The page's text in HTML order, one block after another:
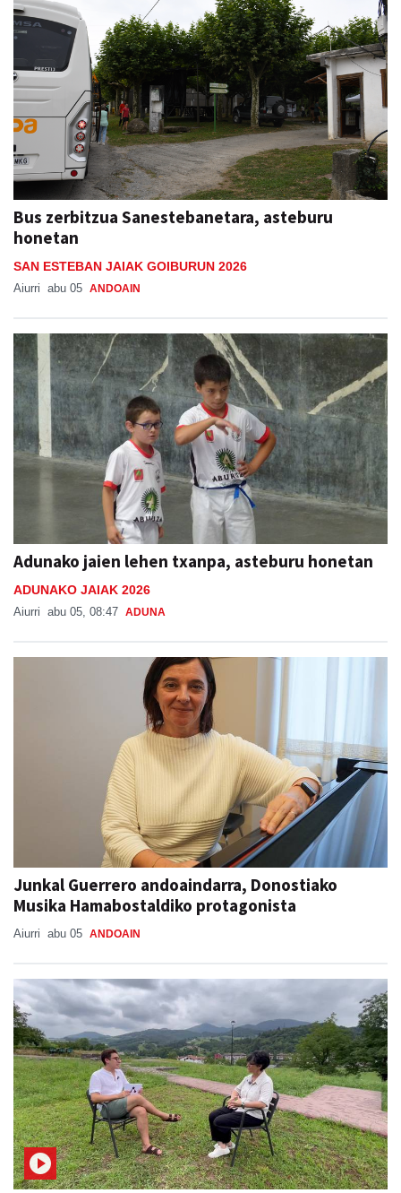
Bus zerbitzua Sanestebanetara, asteburu
honetan
SAN ESTEBAN JAIAK GOIBURUN 2026
Aiurri abu 05 ANDOAIN
Adunako jaien lehen txanpa, asteburu honetan
ADUNAKO JAIAK 2026
Aiurri abu 05, 08:47 ADUNA
Junkal Guerrero andoaindarra, Donostiako
Musika Hamabostaldiko protagonista
Aiurri abu 05 ANDOAIN